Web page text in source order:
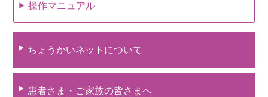
操作マニュアル
ちょうかいネットについて
患者さま・ご家族の皆さまへ